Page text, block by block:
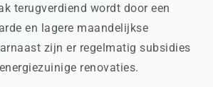
terugverdiend wordt door een
en lagere maandelijkse
zijn er regelmatig subsidies
renovaties.